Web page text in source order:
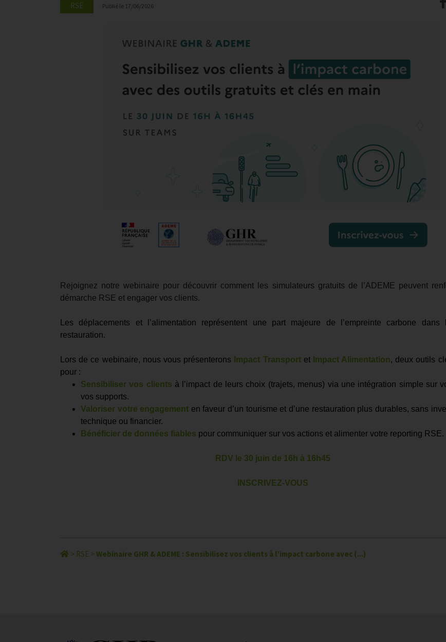
RSE Publié le 17/06/2026
Rejoignez notre webinaire pour découvrir comment les simulateurs gratuits de l’ADEME peuvent
démarche RSE et engager vos clients.
Les déplacements et l’alimentation représentent une part majeure de l’empreinte carbone dans
restauration.
Lors de ce webinaire, nous vous présenterons Impact Transportet Impact Alimentation, deux outils
pour :
Sensibiliser vos clients à l’impact de leurs choix (trajets, menus) via une intégration simple sur
vos supports.
Valoriser votre engagement en faveur d’un tourisme et d’une restauration plus durables, sans
technique ou financier.
Bénéficier de données fiables pour communiquer sur vos actions et alimenter votre reporting RSE.
RDV le 30 juin de 16h à 16h45
INSCRIVEZ-VOUS
> RSE > Webinaire GHR & ADEME : Sensibilisez vos clients à l’impact carbone avec (...)